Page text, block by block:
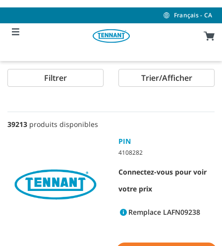
content
navigation
menu
Français - CA
Filtrer Trier/Afficher
39213 produits disponibles
PIN
4108282
Connectez-vous pour voir
votre prix
Remplace LAFN09238